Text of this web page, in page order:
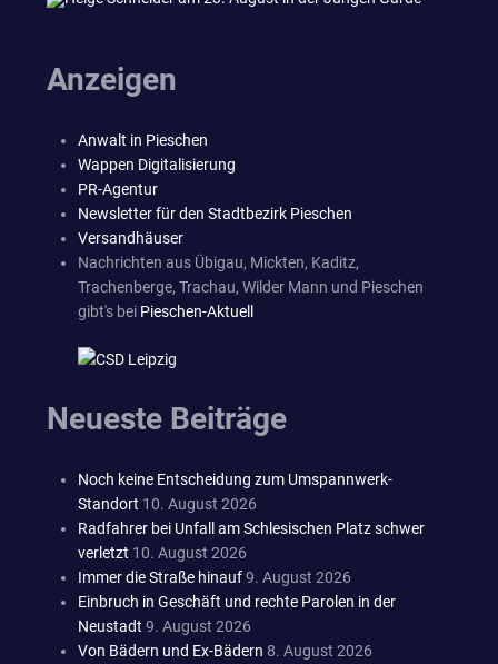
Anzeigen
Anwalt in Pieschen
Wappen Digitalisierung
PR-Agentur
Newsletter für den Stadtbezirk Pieschen
Versandhäuser
Nachrichten aus Übigau, Mickten, Kaditz,
Trachenberge, Trachau, Wilder Mann und Pieschen
gibt's bei Pieschen-Aktuell
Neueste Beiträge
Noch keine Entscheidung zum Umspannwerk-
Standort 10. August 2026
Radfahrer bei Unfall am Schlesischen Platz schwer
verletzt 10. August 2026
Immer die Straße hinauf9. August 2026
Einbruch in Geschäft und rechte Parolen in der
Neustadt 9. August 2026
Von Bädern und Ex-Bädern 8. August 2026